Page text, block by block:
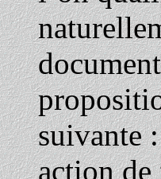
suivante
action